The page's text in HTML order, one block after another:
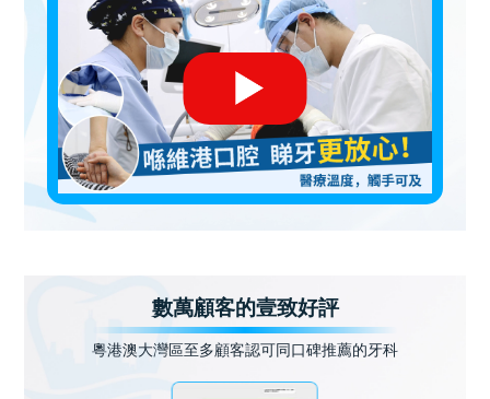
數萬顧客的壹致好評
粵港澳大灣區至多顧客認可同口碑推薦的牙科